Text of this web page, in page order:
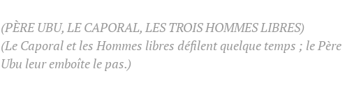
(PÈRE UBU, LE CAPORAL, LES TROIS HOMMES LIBRES)
(Le Caporal et les Hommes libres défilent quelque temps ; le Père
Ubu leur emboîte le pas.)